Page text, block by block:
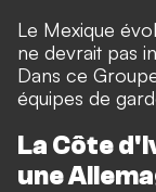
Le Mexique
ne devrait pas
Dans ce
équipes de
La Côte
une